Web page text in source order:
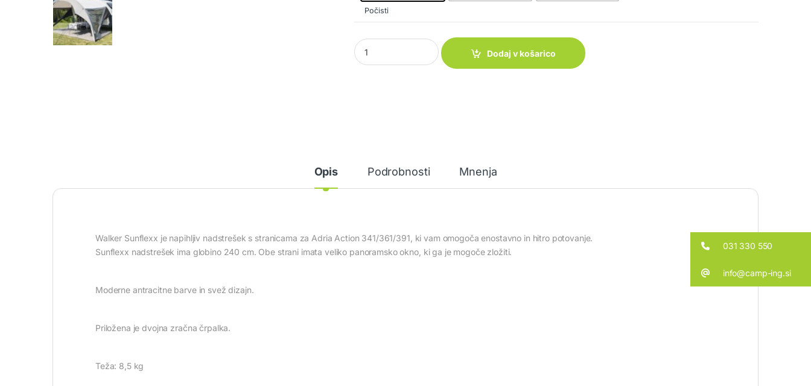
Počisti
Napihljiv nadstrešek Sunflexx Adria Action 341/361/391 quantity
Dodaj v košarico
Opis Podrobnosti Mnenja
Walker Sunflexx je napihljiv nadstrešek s stranicama za Adria Action 341/361/391, ki vam omogoča enostavno in hitro potovanje.
Sunflexx nadstrešek ima globino 240 cm. Obe strani imata veliko panoramsko okno, ki ga je mogoče zložiti.
Moderne antracitne barve in svež dizajn.
Priložena je dvojna zračna črpalka.
Teža: 8,5 kg
031 330 550
info@camp-ing.si